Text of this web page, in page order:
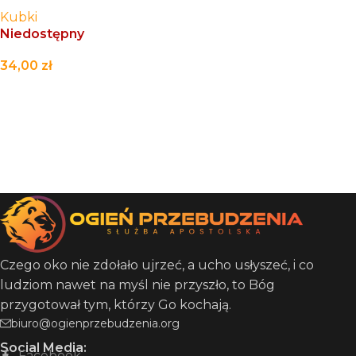
Kubki
Niedostępny
34,00 zł
Czego oko nie zdołało ujrzeć, a ucho usłyszeć, i co
ludziom nawet na myśl nie przyszło, to Bóg
przygotował tym, którzy Go kochają.
biuro@ogienprzebudzenia.org
Social Media: